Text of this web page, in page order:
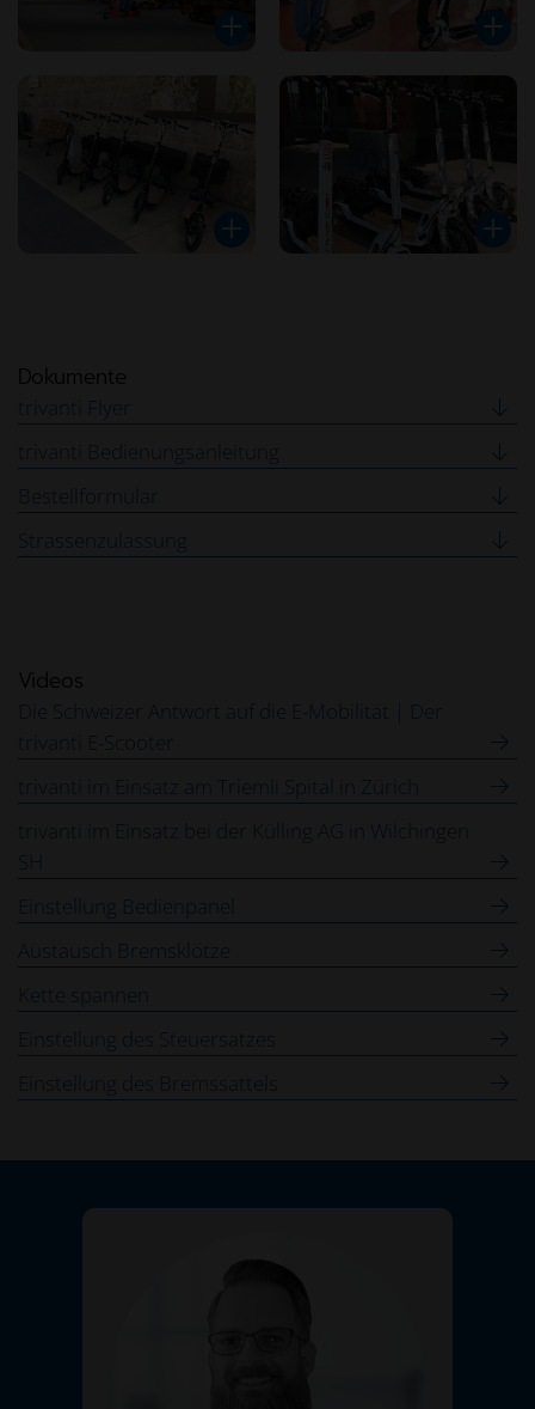
Dokumente
trivanti Flyer
trivanti Bedienungsanleitung
Bestellformular
Strassenzulassung
Videos
Die Schweizer Antwort auf die E-Mobilität | Der
trivanti E-Scooter
trivanti im Einsatz am Triemli Spital in Zürich
trivanti im Einsatz bei der Külling AG in Wilchingen
Einstellung Bedienpanel
Austausch Bremsklötze
Kette spannen
Einstellung des Steuersatzes
Einstellung des Bremssattels